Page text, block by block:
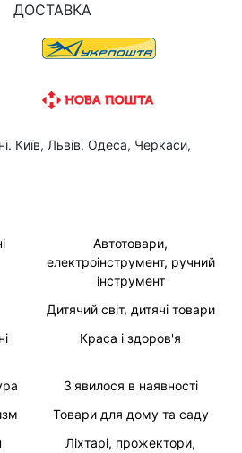
ДОСТАВКА
Київ, Львів, Одеса, Черкаси,
Автотовари,
електроінструмент, ручний
інструмент
Дитячий світ, дитячі товари
Краса і здоров'я
З'явилося в наявності
Товари для дому та саду
Ліхтарі, прожектори,